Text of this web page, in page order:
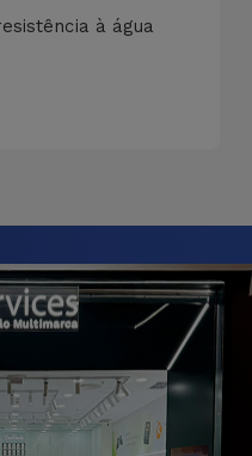
à água